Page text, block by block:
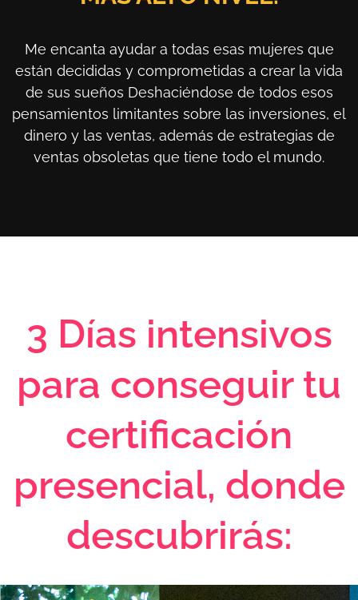
Me encanta ayudar a todas esas mujeres que
están decididas y comprometidas a crear la vida
de sus sueños Deshaciéndose de todos esos
pensamientos limitantes sobre las inversiones, el
dinero y las ventas, además de estrategias de
ventas obsoletas que tiene todo el mundo.
3 Días intensivos
para conseguir tu
certificación
presencial, donde
descubrirás: